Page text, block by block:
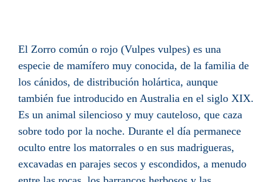
El Zorro común o rojo (Vulpes vulpes) es una
especie de mamífero muy conocida, de la familia de
los cánidos, de distribución holártica, aunque
también fue introducido en Australia en el siglo XIX.
Es un animal silencioso y muy cauteloso, que caza
sobre todo por la noche. Durante el día permanece
oculto entre los matorrales o en sus madrigueras,
excavadas en parajes secos y escondidos, a menudo